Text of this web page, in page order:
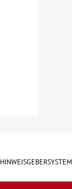
HINWEISGEBERSYSTEM